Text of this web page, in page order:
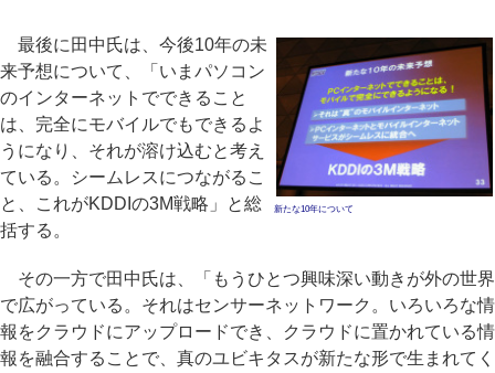
新たな10年について
最後に田中氏は、今後10年の未
来予想について、「いまパソコン
のインターネットでできること
は、完全にモバイルでもできるよ
うになり、それが溶け込むと考え
ている。シームレスにつながるこ
と、これがKDDIの3M戦略」と総
括する。
その一方で田中氏は、「もうひとつ興味深い動きが外の世界
で広がっている。それはセンサーネットワーク。いろいろな情
報をクラウドにアップロードでき、クラウドに置かれている情
報を融合することで、真のユビキタスが新たな形で生まれてく